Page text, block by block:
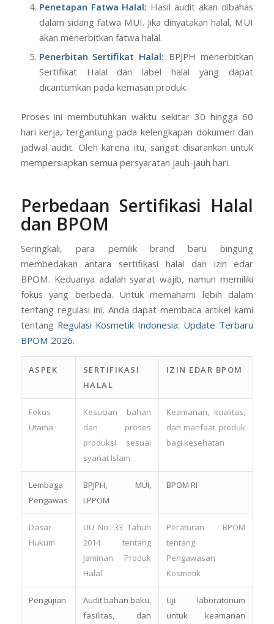
Penetapan Fatwa Halal: Hasil audit akan dibahas
dalam sidang fatwa MUI. Jika dinyatakan halal, MUI
akan menerbitkan fatwa halal.
Penerbitan Sertifikat Halal: BPJPH menerbitkan
Sertifikat Halal dan label halal yang dapat
dicantumkan pada kemasan produk.
Proses ini membutuhkan waktu sekitar 30 hingga 60
hari kerja, tergantung pada kelengkapan dokumen dan
jadwal audit. Oleh karena itu, sangat disarankan untuk
mempersiapkan semua persyaratan jauh-jauh hari.
Perbedaan Sertifikasi Halal
dan BPOM
Seringkali, para pemilik brand baru bingung
membedakan antara sertifikasi halal dan izin edar
BPOM. Keduanya adalah syarat wajib, namun memiliki
fokus yang berbeda. Untuk memahami lebih dalam
tentang regulasi ini, Anda dapat membaca artikel kami
tentang Regulasi Kosmetik Indonesia: Update Terbaru
BPOM 2026.
ASPEK
SERTIFIKASI
HALAL
IZIN EDAR BPOM
Fokus
Utama
Kesucian bahan
dan proses
produksi sesuai
syariat Islam
Keamanan, kualitas,
dan manfaat produk
bagi kesehatan
Lembaga
Pengawas
BPJPH, MUI,
LPPOM
BPOM RI
Dasar
Hukum
UU No. 33 Tahun
2014 tentang
Jaminan Produk
Halal
Peraturan BPOM
tentang
Pengawasan
Kosmetik
Pengujian
Audit bahan baku,
fasilitas, dan
Uji laboratorium
untuk keamanan